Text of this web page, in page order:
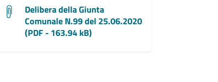
Delibera della Giunta
Comunale N.99 del 25.06.2020
(PDF - 163.94 kB)